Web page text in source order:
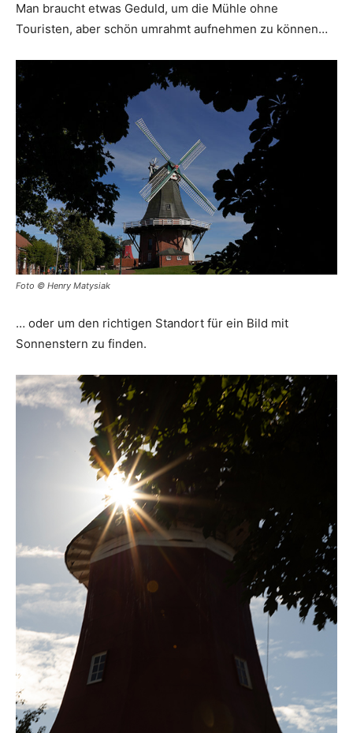
Man braucht etwas Geduld, um die Mühle ohne
Touristen, aber schön umrahmt aufnehmen zu können…
Foto © Henry Matysiak
… oder um den richtigen Standort für ein Bild mit
Sonnenstern zu finden.